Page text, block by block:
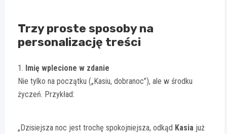
Trzy proste sposoby na
personalizację treści
1. Imię wplecione w zdanie
Nie tylko na początku („Kasiu, dobranoc”), ale w środku
życzeń. Przykład:
„Dzisiejsza noc jest trochę spokojniejsza, odkąd Kasia już